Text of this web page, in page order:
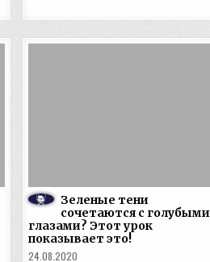
Зеленые тени
сочетаются с голубыми
глазами? Этот урок
показывает это!
24.08.2020